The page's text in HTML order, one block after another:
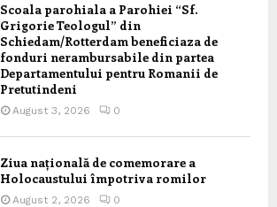
Scoala parohiala a Parohiei “Sf.
Grigorie Teologul” din
Schiedam/Rotterdam beneficiaza de
fonduri nerambursabile din partea
Departamentului pentru Romanii de
Pretutindeni
August 3, 2026 0
Ziua națională de comemorare a
Holocaustului împotriva romilor
August 2, 2026 0